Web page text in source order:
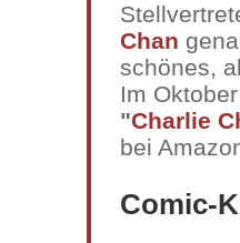
Chan
schönes,
Im
"Charlie
bei
Comic-